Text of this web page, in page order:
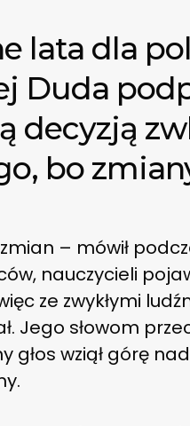
lata dla
Duda
decyzją
bo
– mówił
nauczycieli
ze zwykłymi
Jego słowom
głos wziął górę